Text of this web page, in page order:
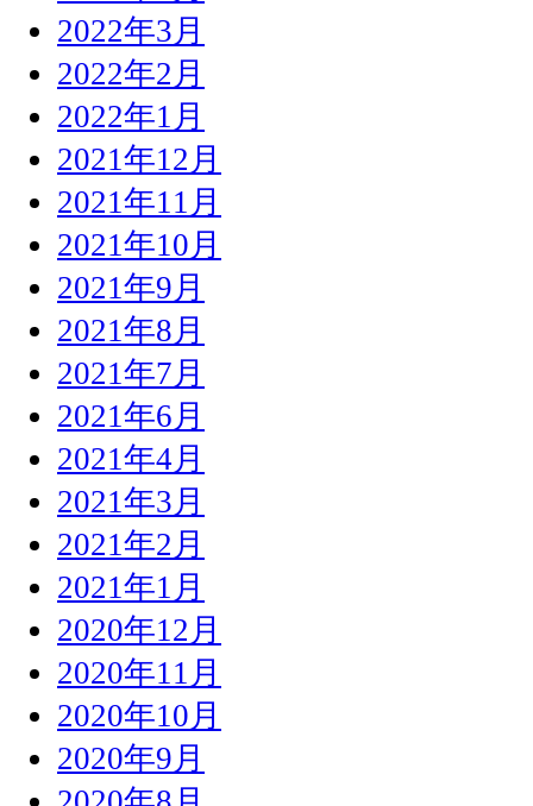
2022年3月
2022年2月
2022年1月
2021年12月
2021年11月
2021年10月
2021年9月
2021年8月
2021年7月
2021年6月
2021年4月
2021年3月
2021年2月
2021年1月
2020年12月
2020年11月
2020年10月
2020年9月